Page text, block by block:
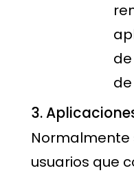
3.
Normalmente
usuarios que